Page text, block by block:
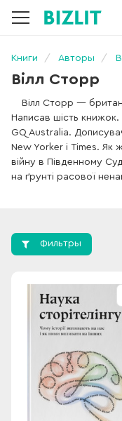
Книги Авторы
Вілл Сторр
Вілл Сторр —
Написав шість
GQ Australia.
New Yorker і Times. Як
війну в Південному
на ґрунті расової
Фильтры